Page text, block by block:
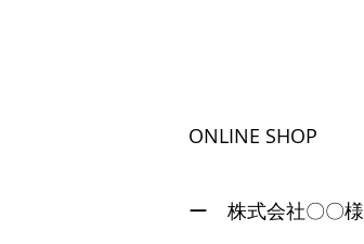
ONLINE SHOP
ー 株式会社〇〇様